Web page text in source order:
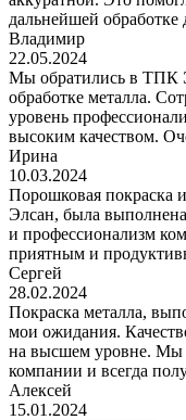
дальнейшей обработке
Владимир
22.05.2024
Мы обратились в ТПК
обработке металла.
уровень
высоким качеством.
Ирина
10.03.2024
Порошковая покраска
Элсан, была
и профессионализм
приятным и
Сергей
28.02.2024
Покраска металла,
мои ожидания.
на высшем уровне. Мы
компании и всегда
Алексей
15.01.2024